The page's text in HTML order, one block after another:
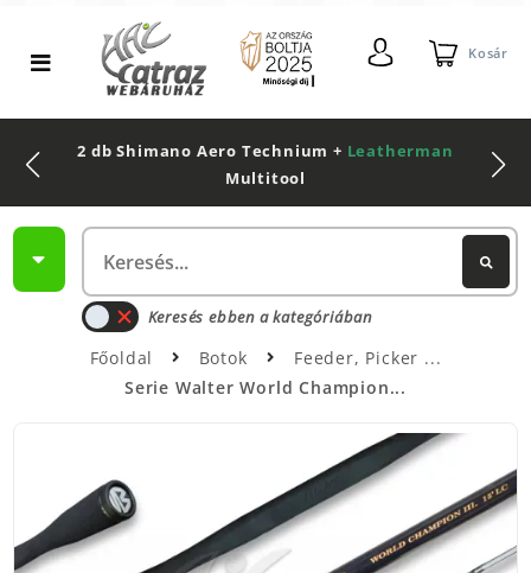
Kosár
2 db Shimano Aero Technium + Leatherman
Multitool
Keresés ebben a kategóriában
Főoldal Botok
Feeder, Picker
Serie Walter World Champion...